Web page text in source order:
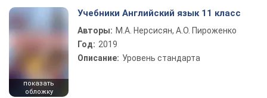
показать
обложку
Учебники Английский язык 11 класс
Авторы: М.А. Нерсисян, А.О. Пироженко
Год: 2019
Описание: Уровень стандарта